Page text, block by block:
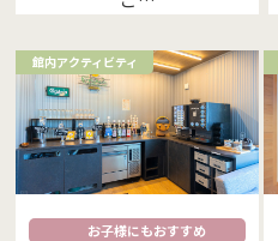
館内アクティビティ
お子様にもおすすめ